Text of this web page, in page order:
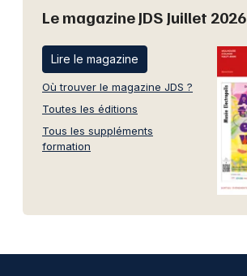
Le magazine JDS Juillet 2026
Lire le magazine
Où trouver le magazine JDS ?
Toutes les éditions
Tous les suppléments
formation